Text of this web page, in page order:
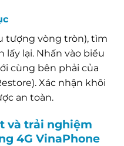
tượng vòng tròn), tìm
lấy lại. Nhấn vào biểu
cùng bên phải của
Xác nhận khôi
an toàn.
và trải nghiệm
4G VinaPhone